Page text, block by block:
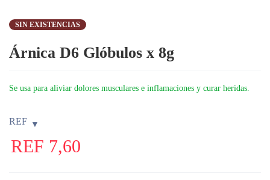
SIN EXISTENCIAS
Árnica D6 Glóbulos x 8g
Se usa para aliviar dolores musculares e inflamaciones y curar heridas.
REF
REF 7,60